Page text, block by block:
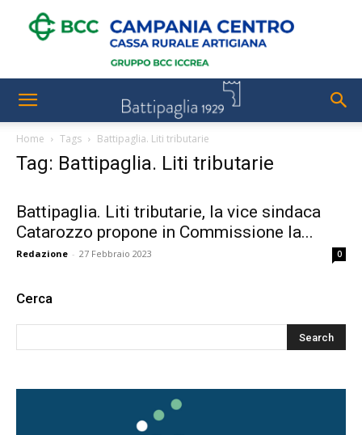
Home Tags Battipaglia. Liti tributarie
Tag: Battipaglia. Liti tributarie
Battipaglia. Liti tributarie, la vice sindaca
Catarozzo propone in Commissione la...
Redazione - 27 Febbraio 2023 0
Cerca